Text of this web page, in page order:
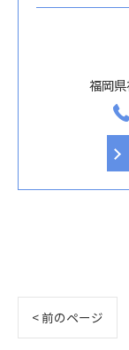
福岡
< 前のページ